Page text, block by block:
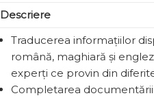
Descriere
Traducerea informațiilor
română, maghiară și
experți ce provin din
Completarea